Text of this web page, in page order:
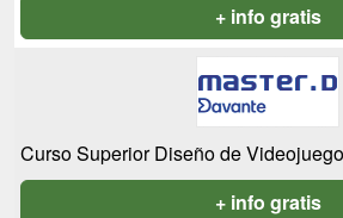
+ info gratis
Curso Superior Diseño de
+ info gratis